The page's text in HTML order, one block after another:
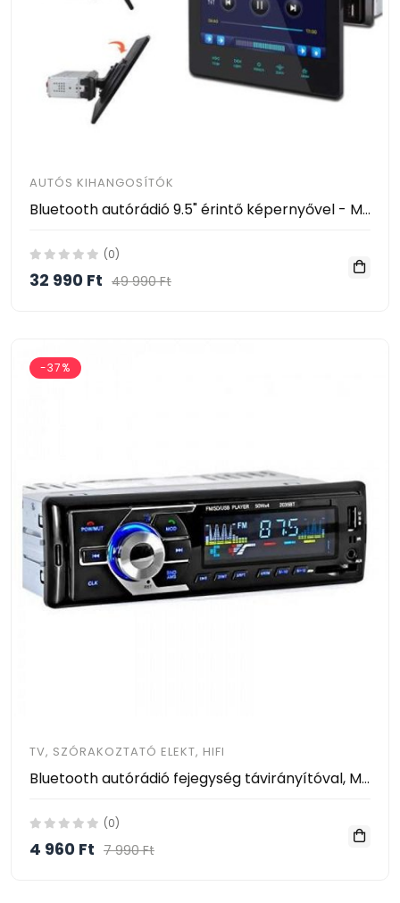
AUTÓS KIHANGOSÍTÓK
Bluetooth autórádió 9.5" érintő képernyővel - MirrorLink multimédiás rendszer
(0)
32 990 Ft 49 990 Ft
-37%
TV, SZÓRAKOZTATÓ ELEKT, HIFI
Bluetooth autórádió fejegység távirányítóval, MP3 lejátszás, USB/SD porttal
(0)
4 960 Ft 7 990 Ft